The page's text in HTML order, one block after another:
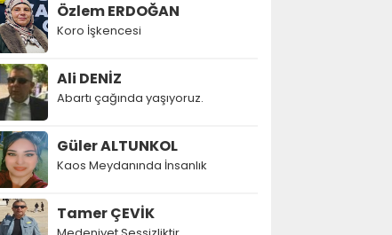
Özlem ERDOĞAN
Koro İşkencesi
Ali DENİZ
Abartı çağında yaşıyoruz.
Güler ALTUNKOL
Kaos Meydanında İnsanlık
Tamer ÇEVİK